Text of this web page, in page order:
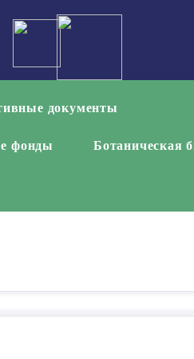
документы
фонды Ботаническая